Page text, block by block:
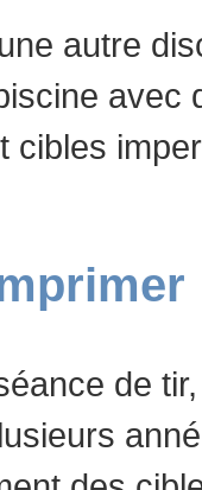
autre
avec
cibles
de